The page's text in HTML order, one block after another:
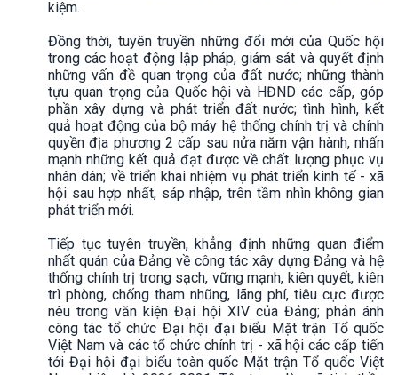
kiệm.
Đồng thời, tuyên truyền những đổi mới của Quốc hội
trong các hoạt động lập pháp, giám sát và quyết định
những vấn đề quan trọng của đất nước; những thành
tựu quan trọng của Quốc hội và HĐND các cấp, góp
phần xây dựng và phát triển đất nước; tình hình, kết
quả hoạt động của bộ máy hệ thống chính trị và chính
quyền địa phương 2 cấp sau nửa năm vận hành, nhấn
mạnh những kết quả đạt được về chất lượng phục vụ
nhân dân; về triển khai nhiệm vụ phát triển kinh tế - xã
hội sau hợp nhất, sáp nhập, trên tầm nhìn không gian
phát triển mới.
Tiếp tục tuyên truyền, khẳng định những quan điểm
nhất quán của Đảng về công tác xây dựng Đảng và hệ
thống chính trị trong sạch, vững mạnh, kiên quyết, kiên
trì phòng, chống tham nhũng, lãng phí, tiêu cực được
nêu trong văn kiện Đại hội XIV của Đảng; phản ánh
công tác tổ chức Đại hội đại biểu Mặt trận Tổ quốc
Việt Nam và các tổ chức chính trị - xã hội các cấp tiến
tới Đại hội đại biểu toàn quốc Mặt trận Tổ quốc Việt